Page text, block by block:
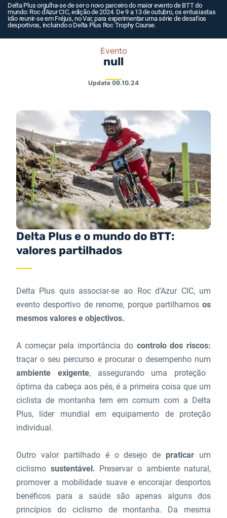
Delta Plus orgulha-se de ser o novo parceiro do maior evento de BTT do
mundo: Roc d'Azur CIC, edição de 2024. De 9 a 13 de outubro, os entusiastas
irão reunir-se em Fréjus, no Var, para experimentar uma série de desafios
desportivos, incluindo o Delta Plus Roc Trophy Course.
Evento
null
Update 09.10.24
Delta Plus e o mundo do BTT:
valores partilhados
Delta Plus quis associar-se ao Roc d'Azur CIC, um
evento desportivo de renome, porque partilhamosos
mesmos valores e objectivos.
A começar pela importância do controlo dos riscos:
traçar o seu percurso e procurar o desempenho num
ambiente exigente, assegurando uma proteção
óptima da cabeça aos pés, é a primeira coisa que um
ciclista de montanha tem em comum com a Delta
Plus, líder mundial em equipamento de proteção
individual.
Outro valor partilhado é o desejo de praticar um
ciclismo sustentável. Preservar o ambiente natural,
promover a mobilidade suave e encorajar desportos
benéficos para a saúde são apenas alguns dos
princípios do ciclismo de montanha. Da mesma